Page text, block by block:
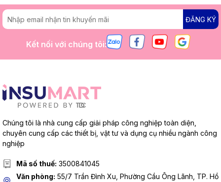
ĐĂNG KÝ
Kết nối với chúng tôi:
Chúng tôi là nhà cung cấp giải pháp công nghiệp toàn diện,
chuyên cung cấp các thiết bị, vật tư và dụng cụ nhiều ngành công
nghiệp
Mã số thuế: 3500841045
Văn phòng: 55/7 Trần Đình Xu, Phường Cầu Ông Lãnh, TP. Hồ